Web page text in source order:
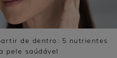
de dentro: 5 nutrientes
pele saúdável